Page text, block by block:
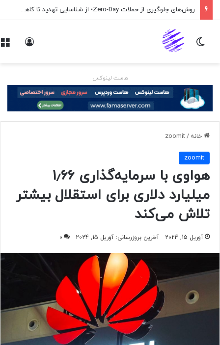
روش‌های جلوگیری از حملات Zero-Day؛ از شناسایی تهدید تا کاهش ریسک
تغییر پوسته
هاست لینوکس
خانه /
zoomit
zoomit
هواوی با سرمایه‌گذاری ۱٫۶۶
میلیارد دلاری برای استقلال بیشتر
تلاش می‌کند
آوریل 15, 2024 آخرین بروزرسانی: آوریل 15, 2024 0